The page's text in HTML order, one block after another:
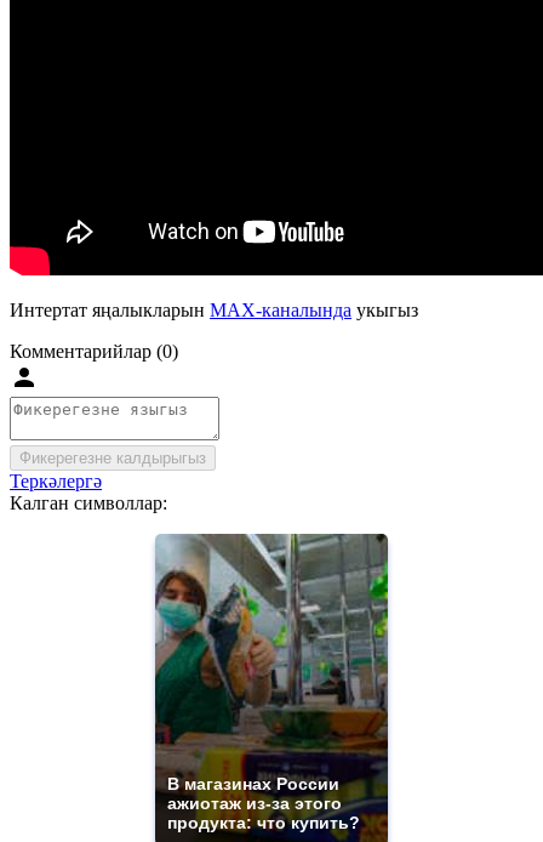
Интертат яңалыкларын MAX-каналында укыгыз
Комментарийлар (0)
Фикерегезне калдырыгыз
Теркәлергә
Калган символлар:
В магазинах России
ажиотаж из-за этого
продукта: что купить?